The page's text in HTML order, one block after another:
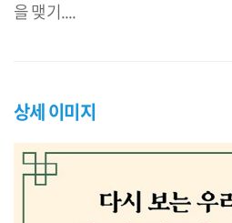
을 맺기....
상세 이미지